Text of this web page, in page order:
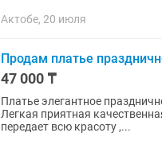
Актобе, 20 июля
Продам платье
47 000 ₸
Платье элегантное
Легкая приятная
передает всю красоту ,...